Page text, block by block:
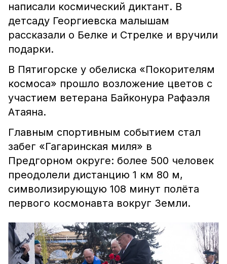
написали космический диктант. В
детсаду Георгиевска малышам
рассказали о Белке и Стрелке и вручили
подарки.
В Пятигорске у обелиска «Покорителям
космоса» прошло возложение цветов с
участием ветерана Байконура Рафаэля
Атаяна.
Главным спортивным событием стал
забег «Гагаринская миля» в
Предгорном округе: более 500 человек
преодолели дистанцию 1 км 80 м,
символизирующую 108 минут полёта
первого космонавта вокруг Земли.